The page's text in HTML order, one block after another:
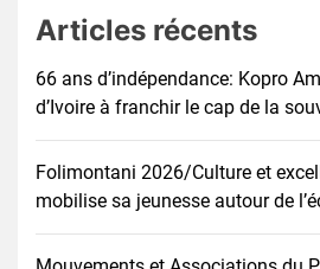
Articles récents
66 ans d’indépendance: Kopro
d’Ivoire à franchir le cap de la
Folimontani 2026/Culture et
mobilise sa jeunesse autour de